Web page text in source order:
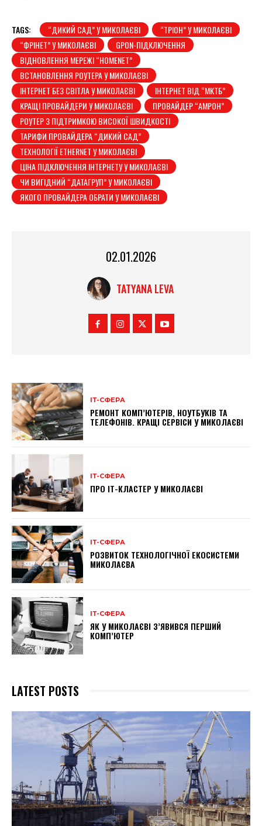
TAGS: “ДИКИЙ САД” У МИКОЛАЄВІ
“ТРІОН” У МИКОЛАЄВІ
“ФРІНЕТ” У МИКОЛАЄВІ
GPON-ПІДКЛЮЧЕННЯ
ВІДНОВЛЕННЯ МЕРЕЖІ “HOMENET”
ВСТАНОВЛЕННЯ РОУТЕРА У МИКОЛАЄВІ
ІНТЕРНЕТ БЕЗ СВІТЛА У МИКОЛАЄВІ
ІНТЕРНЕТ ВІД “МКТБ”
КРАЩІ ПРОВАЙДЕРИ У МИКОЛАЄВІ
ПРОВАЙДЕР “АМРОН”
РОУТЕР З ПІДТРИМКОЮ ВИСОКОЇ ШВИДКОСТІ
ТАРИФИ ПРОВАЙДЕРА “ДИКИЙ САД”
ТЕХНОЛОГІЇ ETHERNET У МИКОЛАЄВІ
ЦІНА ПІДКЛЮЧЕННЯ ІНТЕРНЕТУ У МИКОЛАЄВІ
ЧИ ВИГІДНИЙ “ДАТАГРУП” У МИКОЛАЄВІ
ЯКОГО ПРОВАЙДЕРА ОБРАТИ У МИКОЛАЄВІ
02.01.2026
TATYANA LEVA
ІТ-СФЕРА
РЕМОНТ КОМП’ЮТЕРІВ, НОУТБУКІВ ТА
ТЕЛЕФОНІВ. КРАЩІ СЕРВІСИ У МИКОЛАЄВІ
ІТ-СФЕРА
ПРО ІТ-КЛАСТЕР У МИКОЛАЄВІ
ІТ-СФЕРА
РОЗВИТОК ТЕХНОЛОГІЧНОЇ ЕКОСИСТЕМИ
МИКОЛАЄВА
ІТ-СФЕРА
ЯК У МИКОЛАЄВІ З’ЯВИВСЯ ПЕРШИЙ
КОМП’ЮТЕР
LATEST POSTS